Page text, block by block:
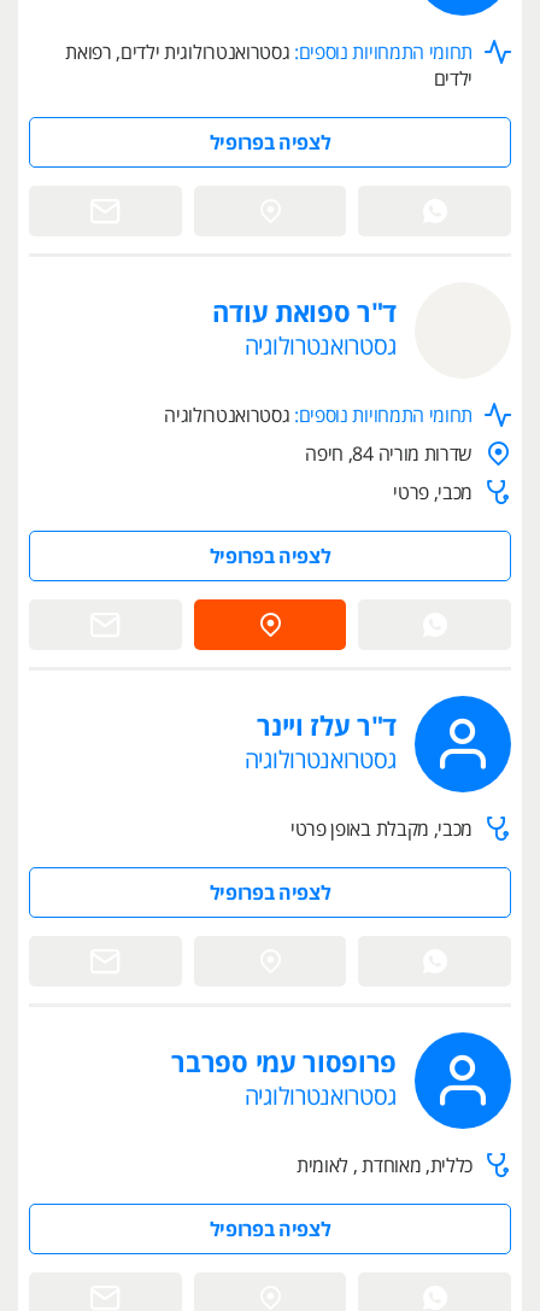
תחומי התמחויות נוספים: גסטרואנטרולוגית ילדים, רפואת
ילדים
לצפיה בפרופיל
ד"ר ספואת עודה
גסטרואנטרולוגיה
תחומי התמחויות נוספים: גסטרואנטרולוגיה
שדרות מוריה 84, חיפה
מכבי, פרטי
לצפיה בפרופיל
ד"ר עלז ויינר
גסטרואנטרולוגיה
מכבי, מקבלת באופן פרטי
לצפיה בפרופיל
פרופסור עמי ספרבר
גסטרואנטרולוגיה
כללית, מאוחדת , לאומית
לצפיה בפרופיל